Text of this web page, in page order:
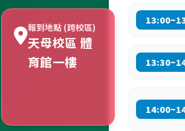
報到地點 (跨校區)
天母校區 體
育館一樓